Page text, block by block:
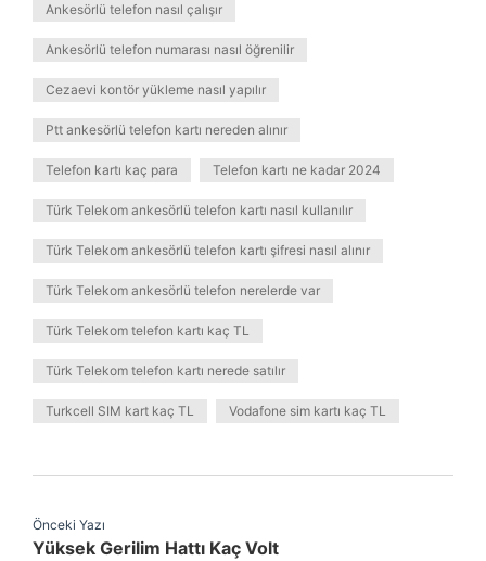
Ankesörlü telefon nasıl çalışır
Ankesörlü telefon numarası nasıl öğrenilir
Cezaevi kontör yükleme nasıl yapılır
Ptt ankesörlü telefon kartı nereden alınır
Telefon kartı kaç para Telefon kartı ne kadar 2024
Türk Telekom ankesörlü telefon kartı nasıl kullanılır
Türk Telekom ankesörlü telefon kartı şifresi nasıl alınır
Türk Telekom ankesörlü telefon nerelerde var
Türk Telekom telefon kartı kaç TL
Türk Telekom telefon kartı nerede satılır
Turkcell SIM kart kaç TL Vodafone sim kartı kaç TL
Önceki Yazı
Yüksek Gerilim Hattı Kaç Volt